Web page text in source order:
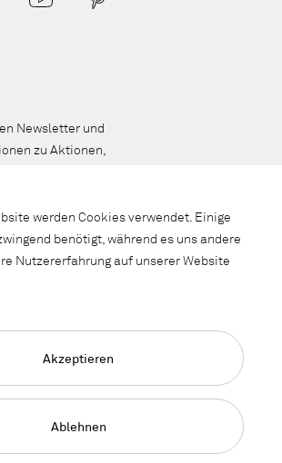
Newsletter und
zu Aktionen,
AGB
werden Cookies verwendet. Einige
benötigt, während es uns andere
Nutzererfahrung auf unserer Website
Ablehnen
Akzeptieren